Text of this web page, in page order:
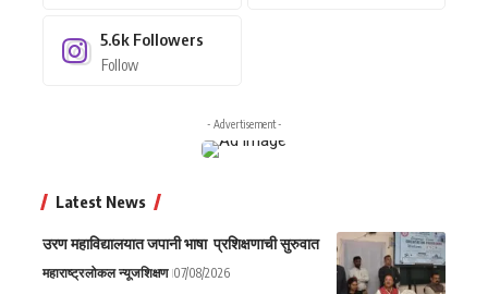
5.6k Followers
Follow
- Advertisement -
Latest News
उरण महाविद्यालयात जपानी भाषा प्रशिक्षणाची सुरुवात
महाराष्ट्रलोकल न्यूजशिक्षण 07/08/2026